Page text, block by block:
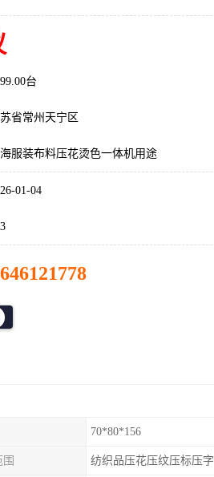
台
省常州天宁区
海服装布料压花烫色一体机用途
01-04
70*80*156
纺织品压花压纹压标压字